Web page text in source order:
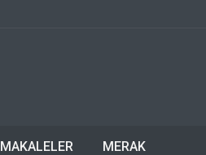
MAKALELER MERAK